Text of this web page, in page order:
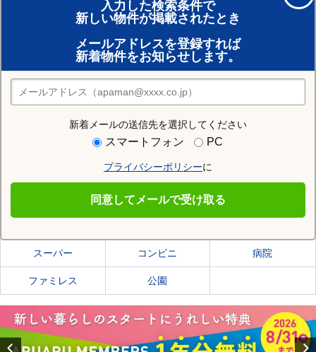
入力した検索条件で
新しい物件が掲載されたとき
メールアドレスを登録すれば
新着物件をお知らせします。
新着メールの送信先を選択してください
スマートフォン PC
プライバシーポリシーに
同意してメールで受け取る
賃貸のプロがお部屋探し！
おまかせ物件リクエスト
住みたい街の店舗を探す
店舗検索
住む街研究所で富山市の情報を見る
富山市の施設一覧
スーパー コンビニ 病院
ファミレス 公園
Previous